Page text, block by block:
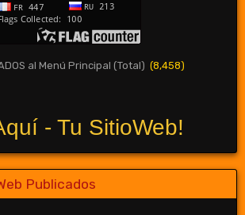
al Menú Principal (Total) (8,458)
- Tu SitioWeb!
Publicados